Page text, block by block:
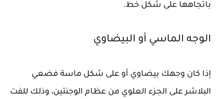
باتجاهها على شكل خط.
الوجه الماسي أو البيضاوي
إذا كان وجهك بيضاوي أو على شكل ماسة فضعي
البلاشر على الجزء العلوي من عظام الوجنتين، وذلك للفت